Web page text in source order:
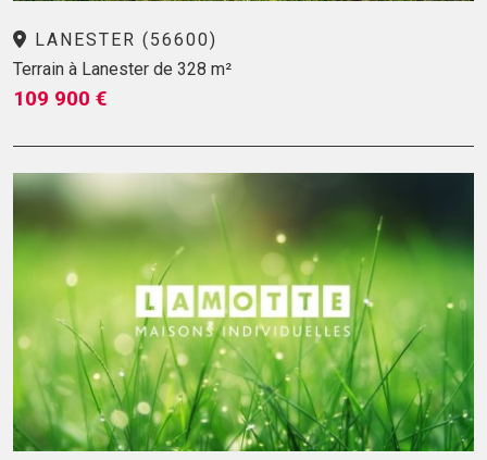
LANESTER (56600)
Terrain à Lanester de 328 m²
109 900 €